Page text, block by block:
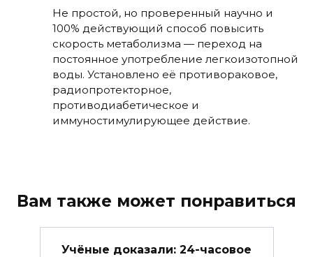
Не простой, но проверенный научно и
100% действующий способ повысить
скорость метаболизма — переход на
постоянное употребление легкоизотопной
воды. Установлено её противораковое,
радиопротекторное,
противодиабетическое и
иммуностимулирующее действие.
Вам также может понравиться
Учёные доказали: 24-часовое